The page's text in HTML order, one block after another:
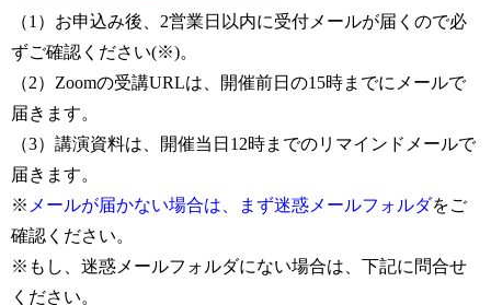
（1）お申込み後、2営業日以内に受付メールが届くので必
ずご確認ください(※)。
（2）Zoomの受講URLは、開催前日の15時までにメールで
届きます。
（3）講演資料は、開催当日12時までのリマインドメールで
届きます。
※ メールが届かない場合は、まず迷惑メールフォルダをご
確認ください。
※もし、迷惑メールフォルダにない場合は、下記に問合せ
ください。